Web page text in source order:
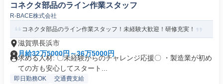
コネクタ部品のライン作業スタッフ
R-BACE株式会社
コネクタ部品のライン作業スタッフ！未経験大歓迎！研修充実！
滋賀県長浜市
月給32万5000円～36万5000円
求める人材: 〇未経験からのチャレンジ応援〇 ・製造業が初め
ての方も安心してスタート...
即日勤務OK 交通費支給